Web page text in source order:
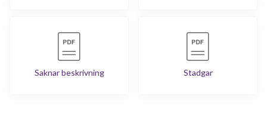
Saknar beskrivning Stadgar